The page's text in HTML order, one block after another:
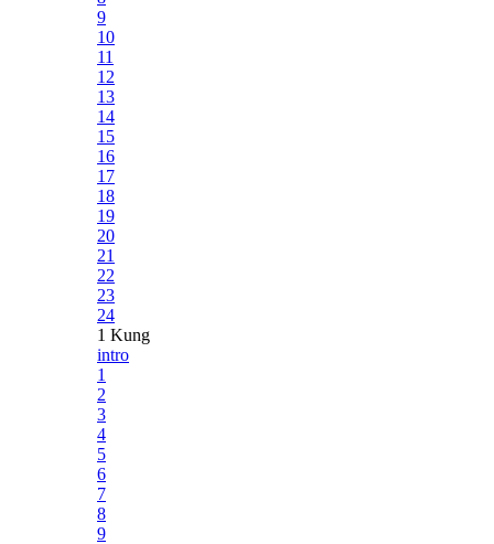
9
10
11
12
13
14
15
16
17
18
19
20
21
22
23
24
1 Kung
intro
1
2
3
4
5
6
7
8
9